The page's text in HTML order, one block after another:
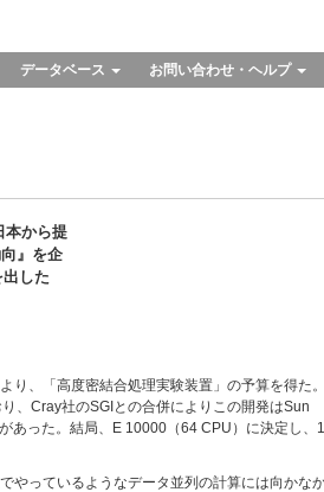
データベース お問い合わせ・ヘルプ
本から提
』を企
した
り、「高度密結合処理実験装置」の予算を得た
、Cray社のSGIとの合併によりこの開発はSun
あった。結局、E 10000（64 CPU）に決定し、
やっているようなデータ並列の計算には向かな